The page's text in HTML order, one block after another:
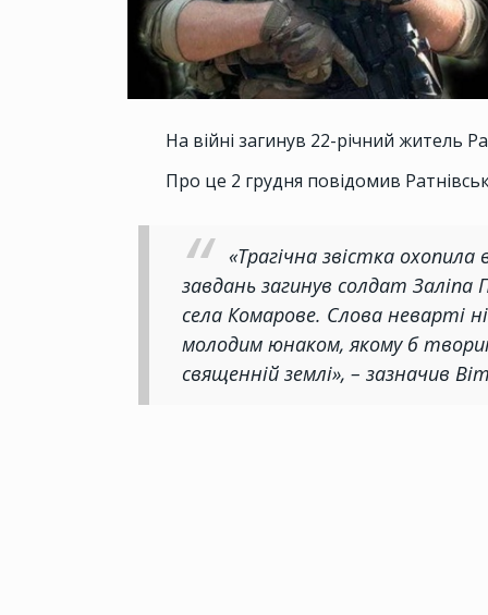
На війні загинув 22-річний житель
Про це 2 грудня повідомив
«Трагічна звістка
завдань загинув солдат
села Комарове. Слова неварті
молодим юнаком, якому б
священній землі», – зазначив